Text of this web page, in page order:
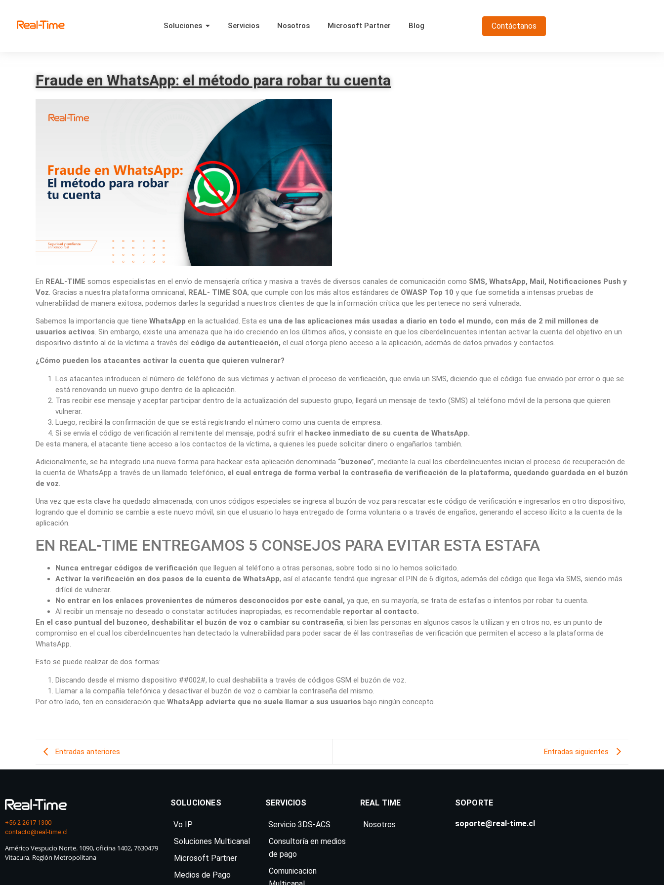
Soluciones Servicios Nosotros Microsoft Partner Blog Contáctanos
Fraude en WhatsApp: el método para robar tu cuenta
En REAL-TIME somos especialistas en el envío de mensajería crítica y masiva a través de diversos canales de comunicación como SMS, WhatsApp, Mail, Notificaciones Push y
Voz . Gracias a nuestra plataforma omnicanal, REAL- TIME SOA, que cumple con los más altos estándares de OWASP Top 10 y que fue sometida a intensas pruebas de
vulnerabilidad de manera exitosa, podemos darles la seguridad a nuestros clientes de que la información crítica que les pertenece no será vulnerada.
Sabemos la importancia que tiene WhatsApp en la actualidad. Esta es una de las aplicaciones más usadas a diario en todo el mundo, con más de 2 mil millones de
usuarios activos. Sin embargo, existe una amenaza que ha ido creciendo en los últimos años, y consiste en que los ciberdelincuentes intentan activar la cuenta del objetivo en un
dispositivo distinto al de la víctima a través del código de autenticación, el cual otorga pleno acceso a la aplicación, además de datos privados y contactos.
¿Cómo pueden los atacantes activar la cuenta que quieren vulnerar?
Los atacantes introducen el número de teléfono de sus víctimas y activan el proceso de verificación, que envía un SMS, diciendo que el código fue enviado por error o que se
está renovando un nuevo grupo dentro de la aplicación.
Tras recibir ese mensaje y aceptar participar dentro de la actualización del supuesto grupo, llegará un mensaje de texto (SMS) al teléfono móvil de la persona que quieren
vulnerar.
Luego, recibirá la confirmación de que se está registrando el número como una cuenta de empresa.
Si se envía el código de verificación al remitente del mensaje, podrá sufrir el hackeo inmediato de su cuenta de WhatsApp.
De esta manera, el atacante tiene acceso a los contactos de la víctima, a quienes les puede solicitar dinero o engañarlos también.
Adicionalmente, se ha integrado una nueva forma para hackear esta aplicación denominada “buzoneo”, mediante la cual los ciberdelincuentes inician el proceso de recuperación de
la cuenta de WhatsApp a través de un llamado telefónico, el cual entrega de forma verbal la contraseña de verificación de la plataforma, quedando guardada en el buzón
de voz.
Una vez que esta clave ha quedado almacenada, con unos códigos especiales se ingresa al buzón de voz para rescatar este código de verificación e ingresarlos en otro dispositivo,
logrando que el dominio se cambie a este nuevo móvil, sin que el usuario lo haya entregado de forma voluntaria o a través de engaños, generando el acceso ilícito a la cuenta de la
aplicación.
EN REAL-TIME ENTREGAMOS 5 CONSEJOS PARA EVITAR ESTA ESTAFA
Nunca entregar códigos de verificación que lleguen al teléfono a otras personas, sobre todo si no lo hemos solicitado.
Activar la verificación en dos pasos de la cuenta de WhatsApp, así el atacante tendrá que ingresar el PIN de 6 dígitos, además del código que llega vía SMS, siendo más
difícil de vulnerar.
No entrar en los enlaces provenientes de números desconocidos por este canal, ya que, en su mayoría, se trata de estafas o intentos por robar tu cuenta.
Al recibir un mensaje no deseado o constatar actitudes inapropiadas, es recomendable reportar al contacto.
En el caso puntual del buzoneo, deshabilitar el buzón de voz o cambiar su contraseña, si bien las personas en algunos casos la utilizan y en otros no, es un punto de
compromiso en el cual los ciberdelincuentes han detectado la vulnerabilidad para poder sacar de él las contraseñas de verificación que permiten el acceso a la plataforma de
WhatsApp.
Esto se puede realizar de dos formas:
Discando desde el mismo dispositivo ##002#, lo cual deshabilita a través de códigos GSM el buzón de voz.
Llamar a la compañía telefónica y desactivar el buzón de voz o cambiar la contraseña del mismo.
Por otro lado, ten en consideración que WhatsApp advierte que no suele llamar a sus usuarios bajo ningún concepto.
Entradas anteriores Entradas siguientes
+56 2 2617 1300
contacto@real-time.cl
Américo Vespucio Norte. 1090, oficina 1402, 7630479
Vitacura, Región Metropolitana
SOLUCIONES
Vo IP
Soluciones Multicanal
Microsoft Partner
Medios de Pago
SERVICIOS
Servicio 3DS-ACS
Consultoría en medios
de pago
Comunicacion
REAL TIME
Nosotros
SOPORTE
soporte@real-time.cl